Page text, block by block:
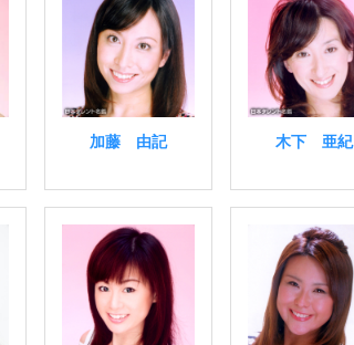
加藤 由記 木下 亜紀